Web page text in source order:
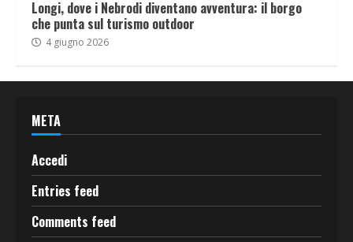
Longi, dove i Nebrodi diventano avventura: il borgo
che punta sul turismo outdoor
4 giugno 2026
META
Accedi
Entries feed
Comments feed